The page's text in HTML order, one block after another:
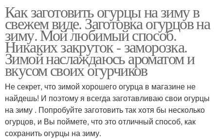
Как заготовить огурцы на зиму в
свежем виде. Заготовка огурцов на
зиму. Мой любимый способ.
Никаких закруток - заморозка.
Зимой наслаждаюсь ароматом и
вкусом своих огурчиков
Не секрет, что зимой хорошего огурца в магазине не
найдешь! И поэтому я всегда заготавливаю свои огурцы
на зиму . Попробуйте заготовить так хотя бы несколько
огурцов, и Вы поймете, что это отличный способ, как
сохранить огурцы на зиму.